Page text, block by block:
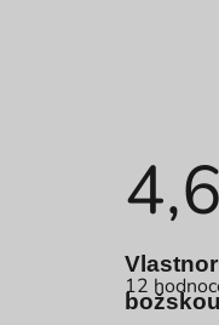
4,6
Průměrné
hodnocení
produktu
je
12